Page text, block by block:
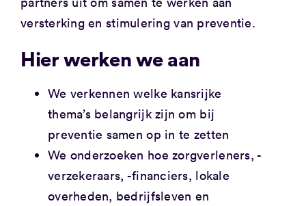
versterking en stimulering van preventie.
Hier werken we aan
We verkennen welke kansrijke
thema’s belangrijk zijn om bij
preventie samen op in te zetten
We onderzoeken hoe zorgverleners, -
verzekeraars, -financiers, lokale
overheden, bedrijfsleven en